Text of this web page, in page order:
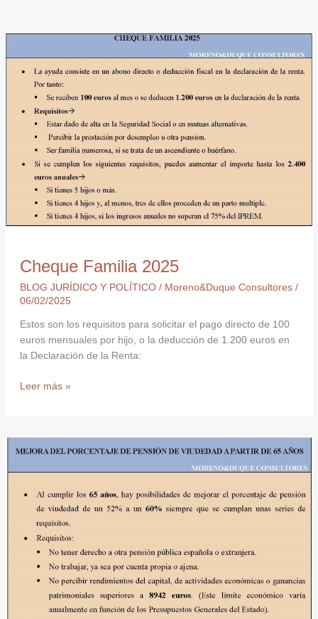
Cheque Familia 2025
BLOG JURÍDICO Y POLÍTICO/ Moreno&Duque Consultores /
06/02/2025
Estos son los requisitos para solicitar el pago directo de 100
euros mensuales por hijo, o la deducción de 1.200 euros en
la Declaración de la Renta:
2025
Leer más »
la
pensión
viudedad